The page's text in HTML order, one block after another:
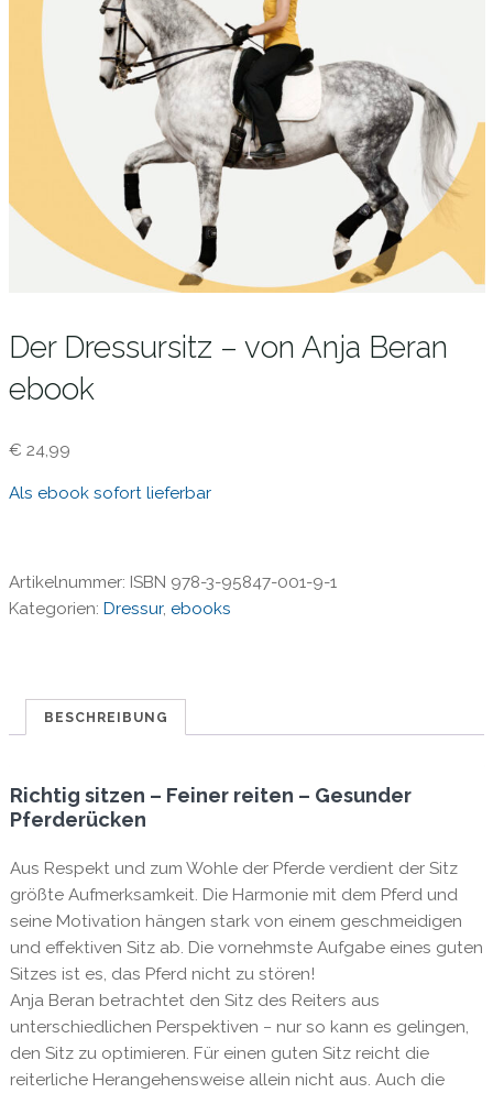
Der Dressursitz – von Anja Beran
ebook
€ 24,99
Als ebook sofort lieferbar
Artikelnummer: ISBN 978-3-95847-001-9-1
Kategorien: Dressur, ebooks
BESCHREIBUNG
Richtig sitzen – Feiner reiten – Gesunder
Pferderücken
Aus Respekt und zum Wohle der Pferde verdient der Sitz
größte Aufmerksamkeit. Die Harmonie mit dem Pferd und
seine Motivation hängen stark von einem geschmeidigen
und effektiven Sitz ab. Die vornehmste Aufgabe eines guten
Sitzes ist es, das Pferd nicht zu stören!
Anja Beran betrachtet den Sitz des Reiters aus
unterschiedlichen Perspektiven − nur so kann es gelingen,
den Sitz zu optimieren. Für einen guten Sitz reicht die
reiterliche Herangehensweise allein nicht aus. Auch die